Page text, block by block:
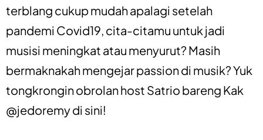
terblang cukup mudah apalagi setelah
pandemi Covid19, cita-citamu untuk jadi
musisi meningkat atau menyurut? Masih
bermaknakah mengejar passion di musik? Yuk
tongkrongin obrolan host Satrio bareng Kak
@jedoremy di sini!